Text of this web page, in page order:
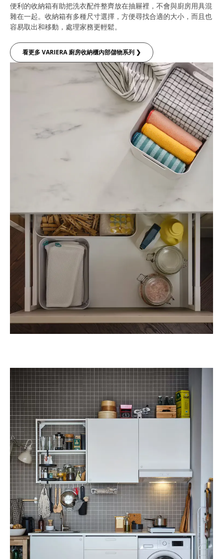
便利的收納箱有助把洗衣配件整齊放在抽屜裡，不會與廚房用具混
雜在一起。收納箱有多種尺寸選擇，方便尋找合適的大小，而且也
容易取出和移動，處理家務更輕鬆。
看更多 VARIERA 廚房收納櫃內部儲物系列 ❯